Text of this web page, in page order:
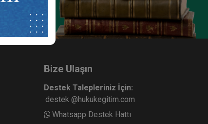
Medeni Hukuk Kongresi - III.
Oturum: Vakıflar Video Kaydı
360
Tüketici Hukuku Enstitüsü
Bize Ulaşın
Destek Talepleriniz İçin:
destek @hukukegitim.com
Whatsapp Destek Hattı